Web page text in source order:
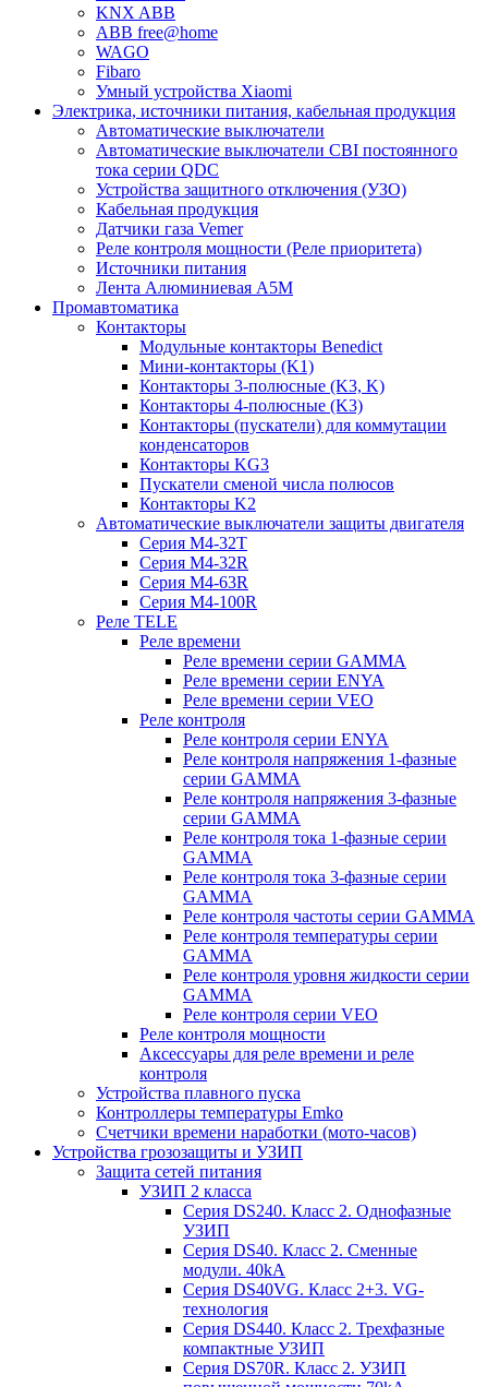
KNX ABB
ABB free@home
WAGO
Fibaro
Умный устройства Xiaomi
Электрика, источники питания, кабельная продукция
Автоматические выключатели
Автоматические выключатели CBI постоянного
тока серии QDC
Устройства защитного отключения (УЗО)
Кабельная продукция
Датчики газа Vemer
Реле контроля мощности (Реле приоритета)
Источники питания
Лента Алюминиевая А5М
Промавтоматика
Контакторы
Модульные контакторы Benedict
Мини-контакторы (K1)
Контакторы 3-полюсные (K3, K)
Контакторы 4-полюсные (K3)
Контакторы (пускатели) для коммутации
конденсаторов
Контакторы KG3
Пускатели сменой числа полюсов
Контакторы K2
Автоматические выключатели защиты двигателя
Серия M4-32T
Серия M4-32R
Серия M4-63R
Серия M4-100R
Реле TELE
Реле времени
Реле времени серии GAMMA
Реле времени серии ENYA
Реле времени серии VEO
Реле контроля
Реле контроля серии ENYA
Реле контроля напряжения 1-фазные
серии GAMMA
Реле контроля напряжения 3-фазные
серии GAMMA
Реле контроля тока 1-фазные серии
GAMMA
Реле контроля тока 3-фазные серии
GAMMA
Реле контроля частоты серии GAMMA
Реле контроля температуры серии
GAMMA
Реле контроля уровня жидкости серии
GAMMA
Реле контроля серии VEO
Реле контроля мощности
Аксессуары для реле времени и реле
контроля
Устройства плавного пуска
Контроллеры температуры Emko
Счетчики времени наработки (мото-часов)
Устройства грозозащиты и УЗИП
Защита сетей питания
УЗИП 2 класса
Серия DS240. Класс 2. Однофазные
УЗИП
Серия DS40. Класс 2. Сменные
модули. 40kA
Серия DS40VG. Класс 2+3. VG-
технология
Серия DS440. Класс 2. Трехфазные
компактные УЗИП
Серия DS70R. Класс 2. УЗИП